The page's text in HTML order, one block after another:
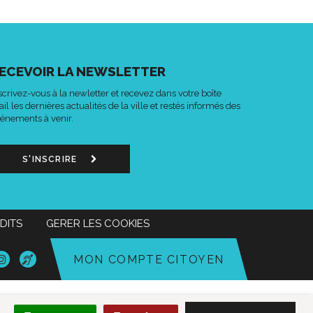
LA NEWSLETTER
vous à la newletter et recevez dans votre boîte
les dernières actualités de la ville et restés informés des
à venir.
S'INSCRIRE
GERER LES COOKIES
MON COMPTE CITOYEN
Lien
vers
le
Instagram
Acce-
o